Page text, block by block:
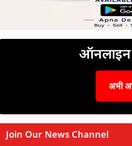
ऑनलाइन
अभी
Join Our News Channel